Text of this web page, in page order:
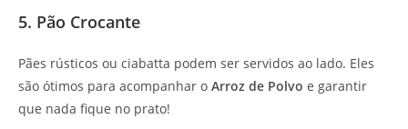
5. Pão Crocante
Pães rústicos ou ciabatta podem ser servidos ao lado. Eles
são ótimos para acompanhar o Arroz de Polvo e garantir
que nada fique no prato!